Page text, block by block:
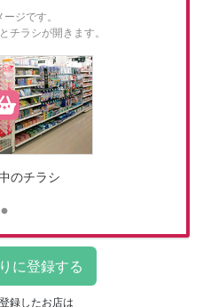
ジです。
チラシが開きます。
のチラシ
録したお店は